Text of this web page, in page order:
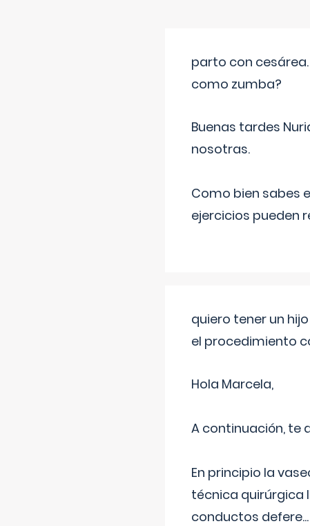
parto con
como zumba?
Buenas tardes
nosotras.
Como bien sabes
ejercicios pueden
quiero tener un
el procedimiento
Hola Marcela,
A continuación, te
En principio la
técnica quirúrgica
conductos defere...